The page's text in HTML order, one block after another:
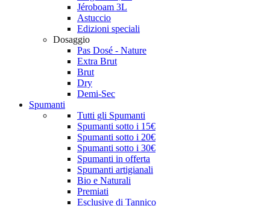
Jéroboam 3L
Astuccio
Edizioni speciali
Dosaggio
Pas Dosé - Nature
Extra Brut
Brut
Dry
Demi-Sec
Spumanti
Tutti gli Spumanti
Spumanti sotto i 15€
Spumanti sotto i 20€
Spumanti sotto i 30€
Spumanti in offerta
Spumanti artigianali
Bio e Naturali
Premiati
Esclusive di Tannico